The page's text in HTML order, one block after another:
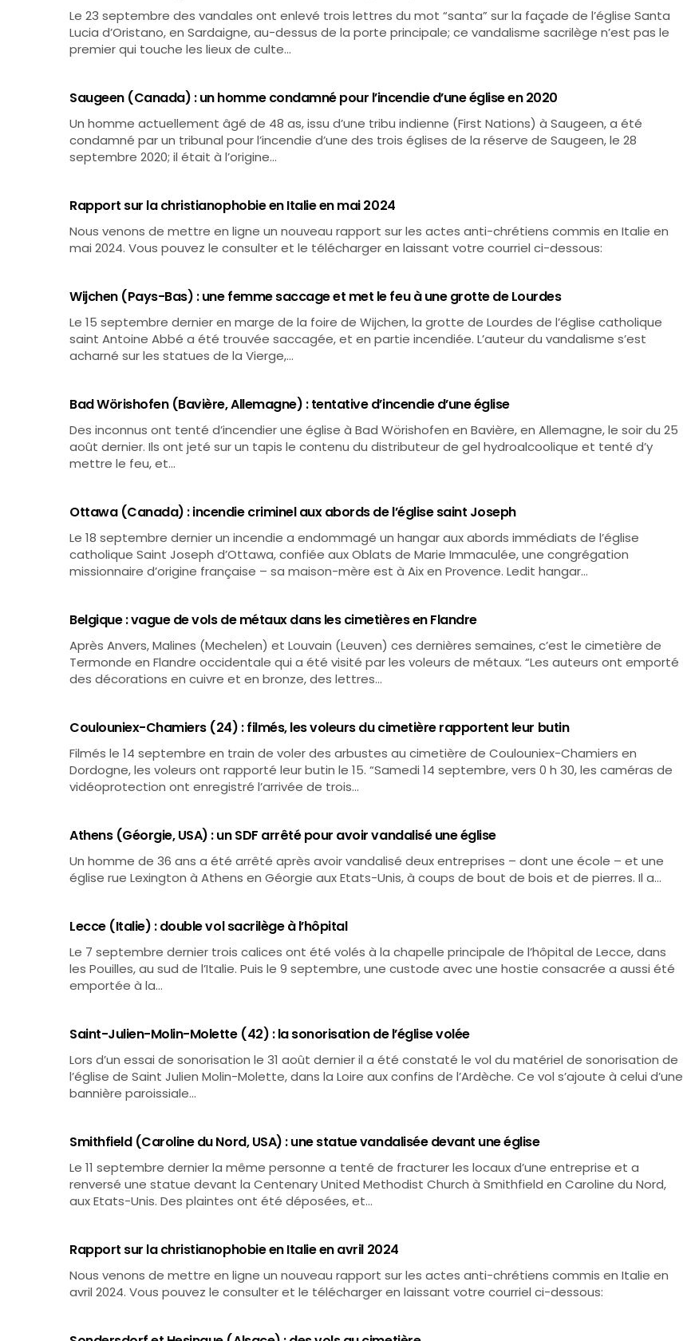
Le 23 septembre des vandales ont enlevé trois lettres du mot “santa” sur la façade de l’église Santa
Lucia d’Oristano, en Sardaigne, au-dessus de la porte principale; ce vandalisme sacrilège n’est pas le
premier qui touche les lieux de culte…
Saugeen (Canada) : un homme condamné pour l’incendie d’une église en 2020
Un homme actuellement âgé de 48 as, issu d’une tribu indienne (First Nations) à Saugeen, a été
condamné par un tribunal pour l’incendie d’une des trois églises de la réserve de Saugeen, le 28
septembre 2020; il était à l’origine…
Rapport sur la christianophobie en Italie en mai 2024
Nous venons de mettre en ligne un nouveau rapport sur les actes anti-chrétiens commis en Italie en
mai 2024. Vous pouvez le consulter et le télécharger en laissant votre courriel ci-dessous:
Wijchen (Pays-Bas) : une femme saccage et met le feu à une grotte de Lourdes
Le 15 septembre dernier en marge de la foire de Wijchen, la grotte de Lourdes de l’église catholique
saint Antoine Abbé a été trouvée saccagée, et en partie incendiée. L’auteur du vandalisme s’est
acharné sur les statues de la Vierge,…
Bad Wörishofen (Bavière, Allemagne) : tentative d’incendie d’une église
Des inconnus ont tenté d’incendier une église à Bad Wörishofen en Bavière, en Allemagne, le soir du 25
août dernier. Ils ont jeté sur un tapis le contenu du distributeur de gel hydroalcoolique et tenté d’y
mettre le feu, et…
Ottawa (Canada) : incendie criminel aux abords de l’église saint Joseph
Le 18 septembre dernier un incendie a endommagé un hangar aux abords immédiats de l’église
catholique Saint Joseph d’Ottawa, confiée aux Oblats de Marie Immaculée, une congrégation
missionnaire d’origine française – sa maison-mère est à Aix en Provence. Ledit hangar…
Belgique : vague de vols de métaux dans les cimetières en Flandre
Après Anvers, Malines (Mechelen) et Louvain (Leuven) ces dernières semaines, c’est le cimetière de
Termonde en Flandre occidentale qui a été visité par les voleurs de métaux. “Les auteurs ont emporté
des décorations en cuivre et en bronze, des lettres…
Coulouniex-Chamiers (24) : filmés, les voleurs du cimetière rapportent leur butin
Filmés le 14 septembre en train de voler des arbustes au cimetière de Coulouniex-Chamiers en
Dordogne, les voleurs ont rapporté leur butin le 15. “Samedi 14 septembre, vers 0 h 30, les caméras de
vidéoprotection ont enregistré l’arrivée de trois…
Athens (Géorgie, USA) : un SDF arrêté pour avoir vandalisé une église
Un homme de 36 ans a été arrêté après avoir vandalisé deux entreprises – dont une école – et une
église rue Lexington à Athens en Géorgie aux Etats-Unis, à coups de bout de bois et de pierres. Il a…
Lecce (Italie) : double vol sacrilège à l’hôpital
Le 7 septembre dernier trois calices ont été volés à la chapelle principale de l’hôpital de Lecce, dans
les Pouilles, au sud de l’Italie. Puis le 9 septembre, une custode avec une hostie consacrée a aussi été
emportée à la…
Saint-Julien-Molin-Molette (42) : la sonorisation de l’église volée
Lors d’un essai de sonorisation le 31 août dernier il a été constaté le vol du matériel de sonorisation de
l’église de Saint Julien Molin-Molette, dans la Loire aux confins de l’Ardèche. Ce vol s’ajoute à celui d’une
bannière paroissiale…
Smithfield (Caroline du Nord, USA) : une statue vandalisée devant une église
Le 11 septembre dernier la même personne a tenté de fracturer les locaux d’une entreprise et a
renversé une statue devant la Centenary United Methodist Church à Smithfield en Caroline du Nord,
aux Etats-Unis. Des plaintes ont été déposées, et…
Rapport sur la christianophobie en Italie en avril 2024
Nous venons de mettre en ligne un nouveau rapport sur les actes anti-chrétiens commis en Italie en
avril 2024. Vous pouvez le consulter et le télécharger en laissant votre courriel ci-dessous: